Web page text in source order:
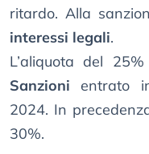
ritardo. Alla
interessi legali.
L’aliquota del
Sanzioni entrato
2024. In
30%.